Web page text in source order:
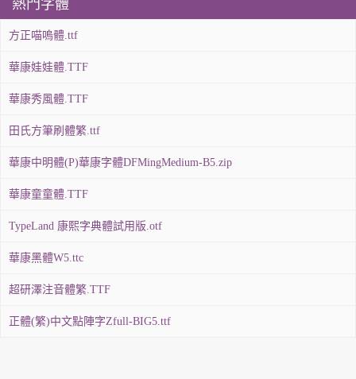
熱門字體
方正喵嗚體.ttf
華康娃娃體.TTF
華康秀風體.TTF
田氏方筆刷體繁.ttf
華康中明體(P)華康字體DFMingMedium-B5.zip
華康童童體.TTF
TypeLand 康熙字典體試用版.otf
華康黑體W5.ttc
超研澤注音體繁.TTF
正體(繁)中文點陣字Zfull-BIG5.ttf